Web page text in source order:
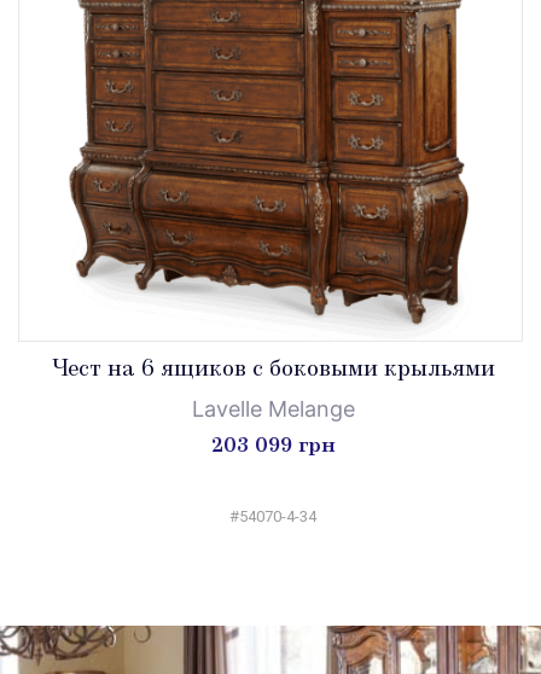
Чест на 6 ящиков с боковыми крыльями
Lavelle Melange
203 099 грн
#54070-4-34